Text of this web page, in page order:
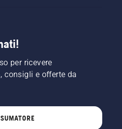
per ricevere
consigli e offerte da